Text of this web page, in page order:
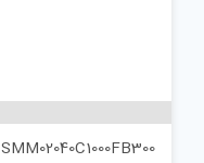
SMM02040C1000FB300